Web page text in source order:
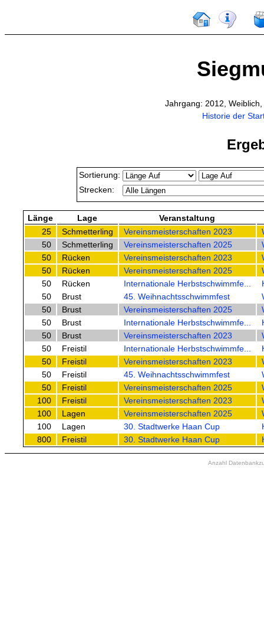
Jahrgang: 2012,
Historie der
Sortierung:
Strecken:
Länge Lage
Veranstaltung
25
Schmetterling Vereinsmeisterschaften 2023
50
Schmetterling Vereinsmeisterschaften 2025
50
Rücken Vereinsmeisterschaften 2023
50
Rücken Vereinsmeisterschaften 2025
50
Rücken Internationale Herbstschwimmfe...
50
Brust 45. Weihnachtsschwimmfest
50
Brust Vereinsmeisterschaften 2025
50
Brust Internationale Herbstschwimmfe...
50
Brust Vereinsmeisterschaften 2023
50
Freistil Internationale Herbstschwimmfe...
50
Freistil Vereinsmeisterschaften 2023
50
Freistil 45. Weihnachtsschwimmfest
50
Freistil Vereinsmeisterschaften 2025
100
Freistil Vereinsmeisterschaften 2023
100
Lagen Vereinsmeisterschaften 2025
100
Lagen 30. Stadtwerke Haan Cup
800
Freistil 30. Stadtwerke Haan Cup
Anzahl